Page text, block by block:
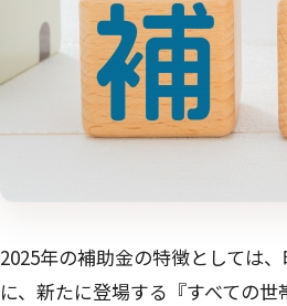
2025年の補助金の特徴としては
に、新たに登場する『すべての